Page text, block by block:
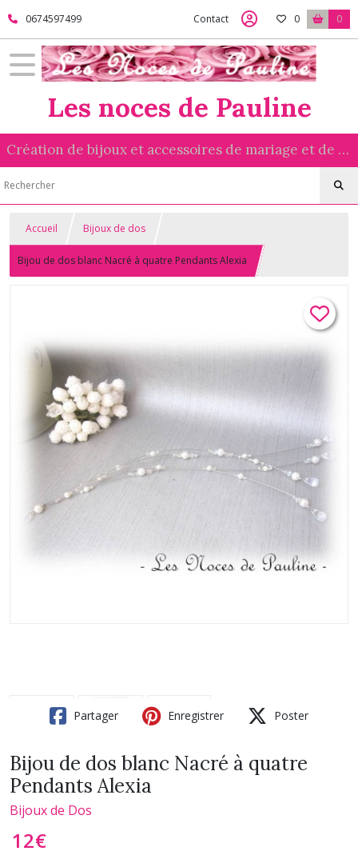
0674597499 Contact 0 0
Les noces de Pauline
Création de bijoux et accessoires de mariage et de cérémonie réalisés avec amour
Accueil Bijoux de dos
Bijou de dos blanc Nacré à quatre Pendants Alexia
Partager Enregistrer Poster
Bijou de dos blanc Nacré à quatre
Pendants Alexia
Bijoux de Dos
12€